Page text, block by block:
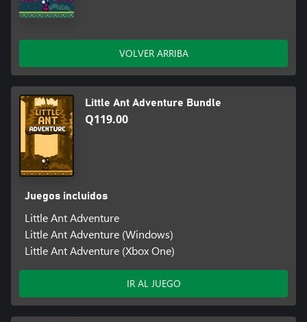
VOLVER ARRIBA
Little Ant Adventure Bundle
Q119.00
Juegos incluidos
Little Ant Adventure
Little Ant Adventure (Windows)
Little Ant Adventure (Xbox One)
IR AL JUEGO